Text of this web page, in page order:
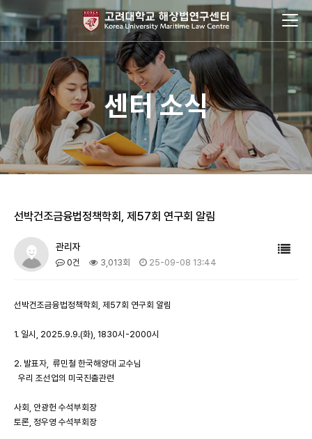
센터 소식
선박건조금융법정책학회, 제57회 연구회 알림
관리자
0건 3,013회 25-09-08 13:44
선박건조금융법정책학회, 제57회 연구회 알림
1. 일시, 2025.9.9.(화), 1830시-2000시
2. 발표자, 류민철 한국해양대 교수님
우리 조선업의 미국진출관련
사회, 안광헌 수석부회장
토론, 정우영 수석부회장